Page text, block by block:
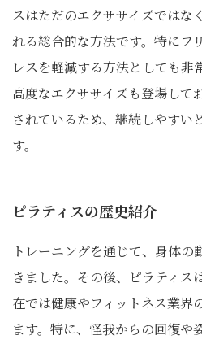
スはただのエクササイズではな
れる総合的な方法です。特にフ
レスを軽減する方法としても非
高度なエクササイズも登場して
されているため、継続しやすい
す。
ピラティスの歴史紹介
トレーニングを通じて、身体
きました。その後、ピラティス
在では健康やフィットネス業界
ます。特に、怪我からの回復や